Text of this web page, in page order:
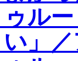
ル
」